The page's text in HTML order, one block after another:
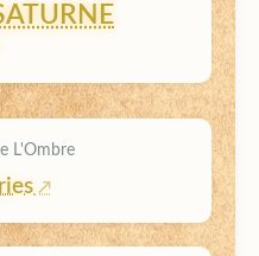
L'Ombre